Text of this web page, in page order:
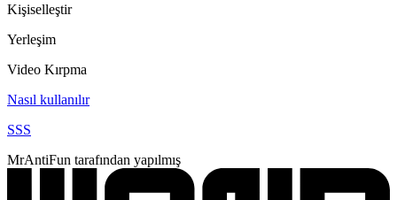
Kişiselleştir
Yerleşim
Video Kırpma
Nasıl kullanılır
SSS
MrAntiFun tarafından yapılmış